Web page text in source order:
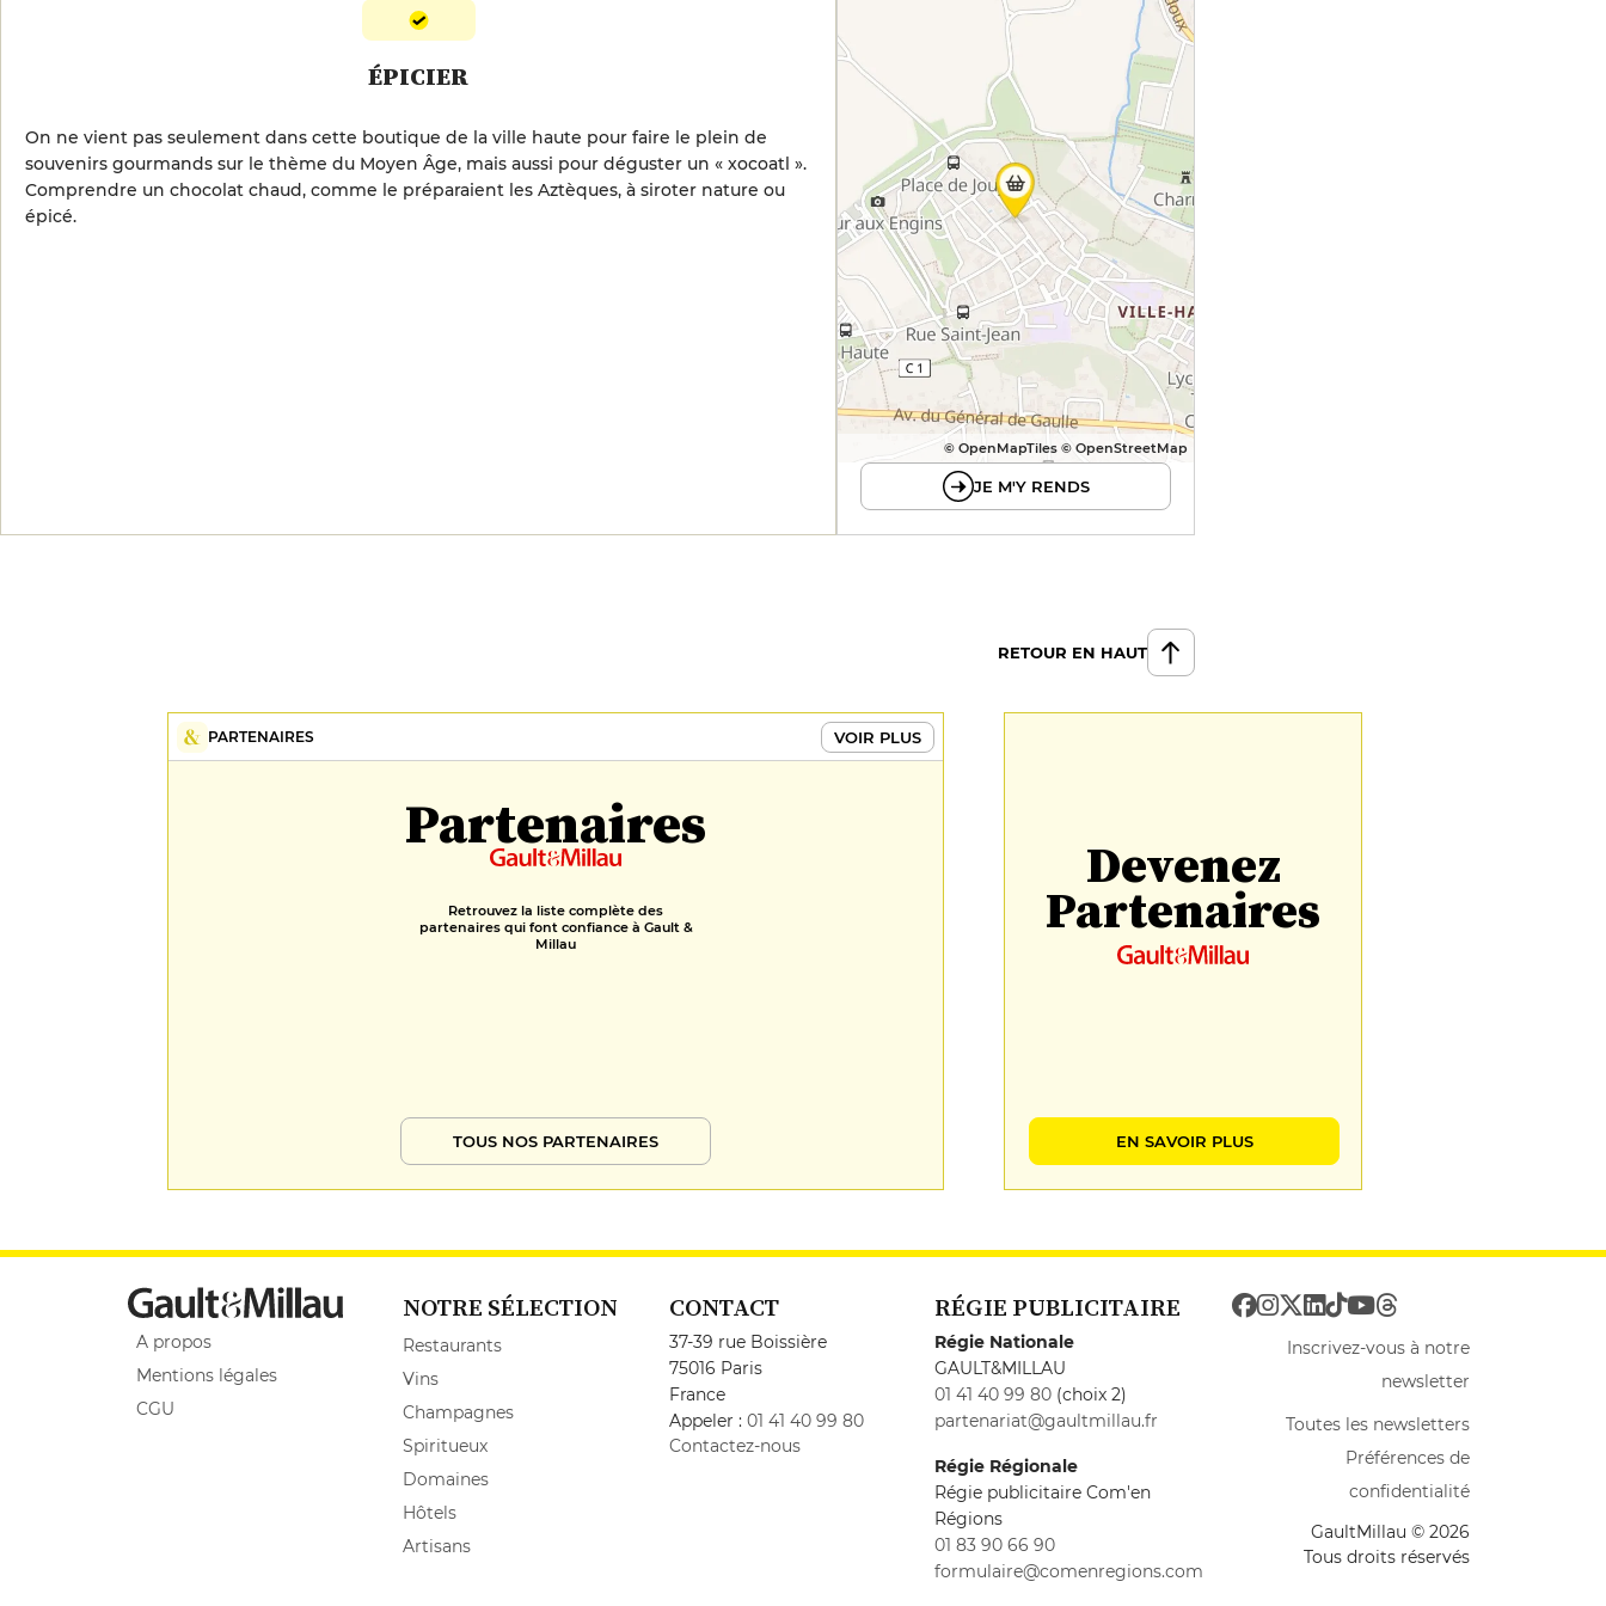
ÉPICIER
On ne vient pas seulement dans cette boutique de la ville haute pour faire le plein de
souvenirs gourmands sur le thème du Moyen Âge, mais aussi pour déguster un « xocoatl ».
Comprendre un chocolat chaud, comme le préparaient les Aztèques, à siroter nature ou
épicé.
© OpenMapTiles © OpenStreetMap
JE M'Y RENDS
RETOUR EN HAUT
PARTENAIRES VOIR PLUS
Partenaires
Retrouvez la liste complète des
partenaires qui font confiance à Gault &
Millau
TOUS NOS PARTENAIRES
Devenez
Partenaires
EN SAVOIR PLUS
A propos
Mentions légales
CGU
NOTRE SÉLECTION
Restaurants
Vins
Champagnes
Spiritueux
Domaines
Hôtels
Artisans
CONTACT
37-39 rue Boissière
75016 Paris
France
Appeler : 01 41 40 99 80
Contactez-nous
RÉGIE PUBLICITAIRE
Régie Nationale
GAULT&MILLAU
01 41 40 99 80 (choix 2)
partenariat@gaultmillau.fr
Régie Régionale
Régie publicitaire Com'en
Régions
01 83 90 66 90
formulaire@comenregions.com
Inscrivez-vous à notre
newsletter
Toutes les newsletters
Préférences de
confidentialité
GaultMillau © 2026
Tous droits réservés